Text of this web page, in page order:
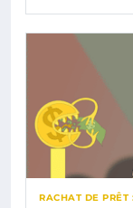
RACHAT DE